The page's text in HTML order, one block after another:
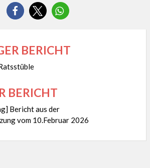
BERICHT
BERICHT
Bericht aus der
vom 10.Februar 2026